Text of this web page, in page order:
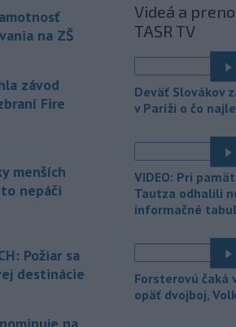
na ZŠ
závod
Fire
menších
nepáči
Požiar sa
destinácie
na
výbušninou na
13:42 - Parlamentná
maďarskej vládnej
nominuje na post
republiky 73-
predsedu
Baku. Frakcia to v
svojom účte na
13:40 - Spojené
sobotu obvinili
tanker patriaci ich
(ADNOC), ktorý
Hormuzským
13:34
Horskí
Videá a
TASR TV
Deväť Slovákov
v Paríži o čo
VIDEO: Pri
Tautza odhalili
informačné
Forsterovú čaká
opäť dvojboj,